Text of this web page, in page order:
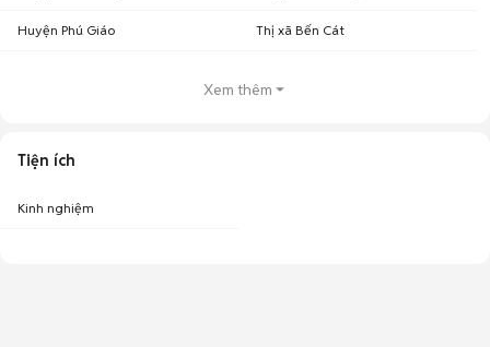
Huyện Phú Giáo Thị xã Bến Cát
Xem thêm
Tiện ích
Kinh nghiệm